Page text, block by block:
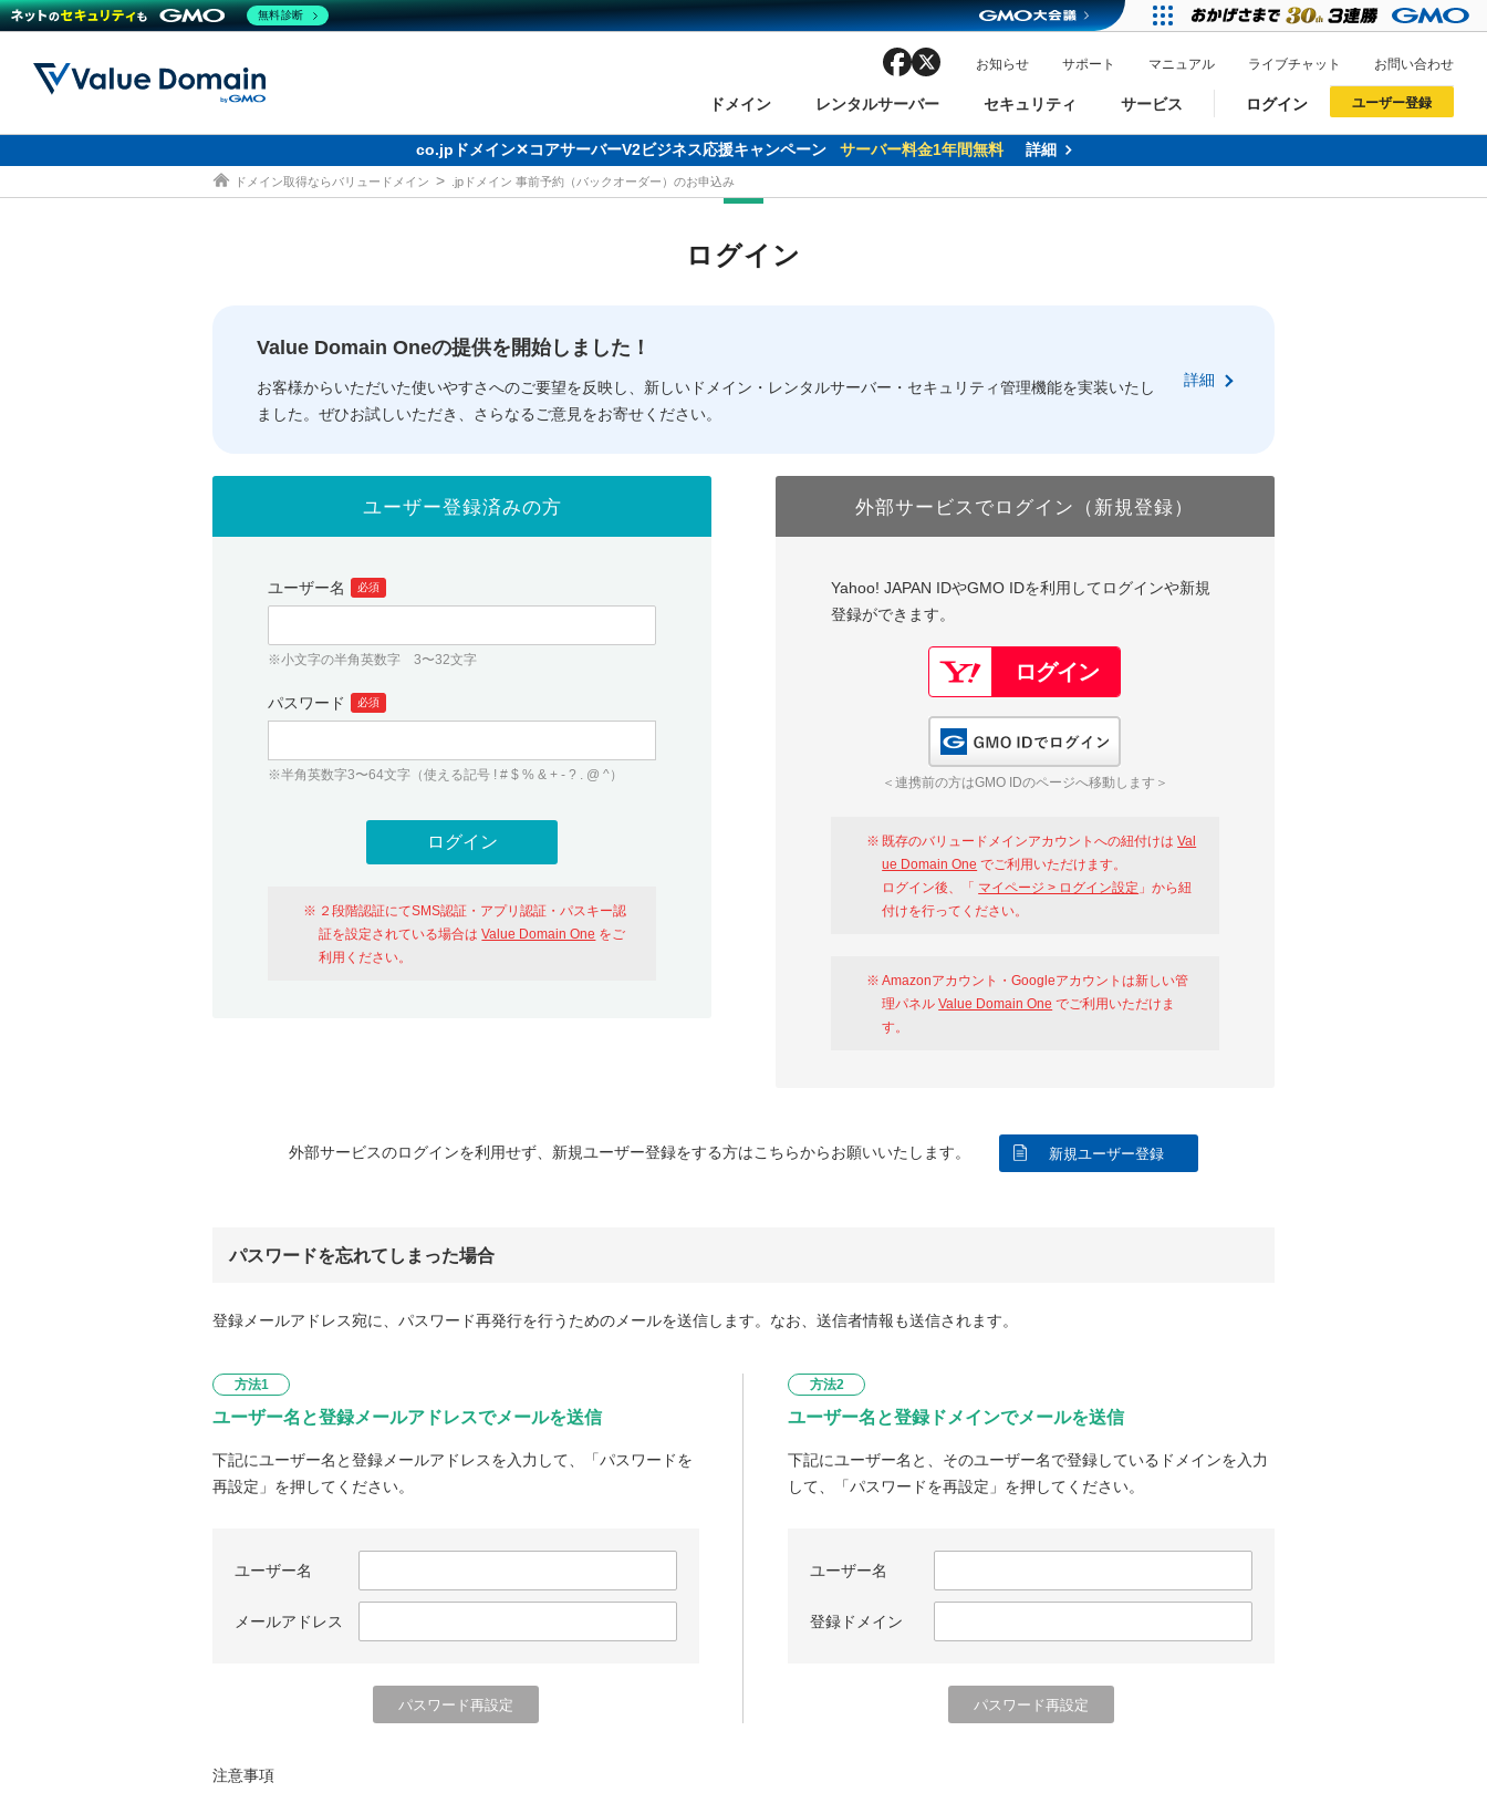
ドメイン
ドメイン ドメイン検索
ドメイン一括検索
人気ドメインの種類 WHOIS検索
レンタルサーバー
レンタルサーバー コアサーバー
セキュリティ
セキュリティ Value Domain ネットde診断
サービス
サービス お得意様割引
バリュードメインAPI
facebook お知らせ サポート マニュアル ライブチャット お問い合わせ
ログイン
従来のバリュードメインをご利用希望の方 おすすめ One レンタルサーバーを含む最新の機能を使う方
以下でもログイン可能
ユーザー登録
従来のバリュードメインをご利用希望の方 おすすめ One レンタルサーバーを含む最新の機能を使う方
以下でも登録可能
co.jpドメイン✕コアサーバーV2ビジネス応援キャンペーン サーバー料金1年間無料 詳細
ドメイン取得ならバリュードメイン .jpドメイン 事前予約（バックオーダー）のお申込み
ログイン
Value Domain Oneの提供を開始しました！
お客様からいただいた使いやすさへのご要望を反映し、新しいドメイン・レンタルサーバー・セキュリティ管理機能を実装いたし
ました。ぜひお試しいただき、さらなるご意見をお寄せください。
詳細
ユーザー登録済みの方
ユーザー名 必須
※小文字の半角英数字 3〜32文字
パスワード 必須
※半角英数字3〜64文字（使える記号 ! # $ % & + - ? . @ ^）
２段階認証にてSMS認証・アプリ認証・パスキー認
証を設定されている場合はValue Domain One をご
利用ください。
外部サービスでログイン（新規登録）
Yahoo! JAPAN IDやGMO IDを利用してログインや新規
登録ができます。
＜連携前の方はGMO IDのページへ移動します＞
既存のバリュードメインアカウントへの紐付けはVal
ue Domain One でご利用いただけます。
ログイン後、「 マイページ > ログイン設定 」から紐
付けを行ってください。
Amazonアカウント・Googleアカウントは新しい管
理パネルValue Domain One でご利用いただけま
す。
外部サービスのログインを利用せず、新規ユーザー登録をする方はこちらからお願いいたします。 新規ユーザー登録
パスワードを忘れてしまった場合
登録メールアドレス宛に、パスワード再発行を行うためのメールを送信します。なお、送信者情報も送信されます。
方法1
ユーザー名と登録メールアドレスでメールを送信
下記にユーザー名と登録メールアドレスを入力して、「パスワードを
再設定」を押してください。
ユーザー名
メールアドレス
方法2
ユーザー名と登録ドメインでメールを送信
下記にユーザー名と、そのユーザー名で登録しているドメインを入力
して、「パスワードを再設定」を押してください。
ユーザー名
登録ドメイン
注意事項
無料診断